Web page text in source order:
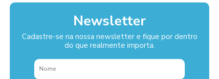
Newsletter
Cadastre-se na nossa newsletter e fique por dentro
do que realmente importa.